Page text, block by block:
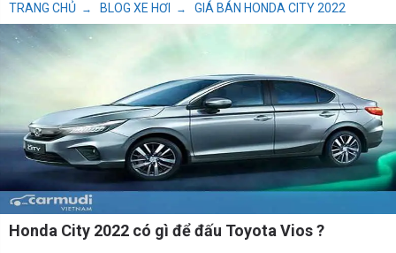
TRANG CHỦ → BLOG XE HƠI → GIÁ BÁN HONDA CITY 2022
Honda City 2022 có gì để đấu Toyota Vios ?